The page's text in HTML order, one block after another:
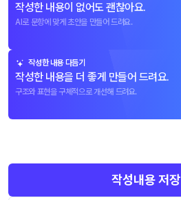
작성한 내용이 없어도 괜찮아요.
AI로 문항에 맞게 초안을 만들어 드려요.
작성한 내용 다듬기
작성한 내용을 더 좋게 만들어 드려요.
구조와 표현을 구체적으로 개선해 드려요.
작성내용 저장